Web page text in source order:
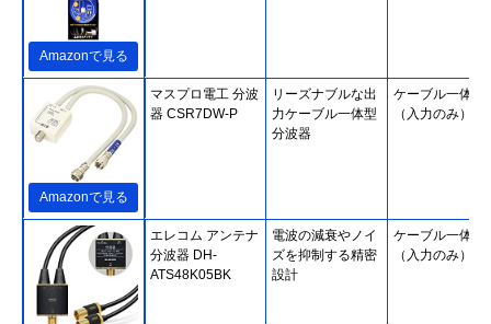
Amazonで見る
Amazonで見る
マスプロ電工 分波
器 CSR7DW-P
リーズナブルな出
力ケーブル一体型
分波器
ケーブル一体型
（入力のみ）
エレコム アンテナ
分波器 DH-
ATS48K05BK
電波の減衰やノイ
ズを抑制する精密
設計
ケーブル一体型
（入力のみ）